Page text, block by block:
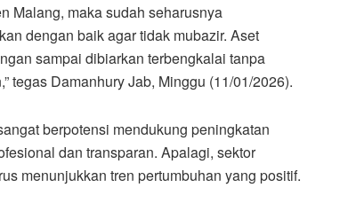
Malang, maka sudah seharusnya
dengan baik agar tidak mubazir. Aset
sampai dibiarkan terbengkalai tanpa
tegas Damanhury Jab, Minggu (11/01/2026).
berpotensi mendukung peningkatan
dan transparan. Apalagi, sektor
menunjukkan tren pertumbuhan yang positif.